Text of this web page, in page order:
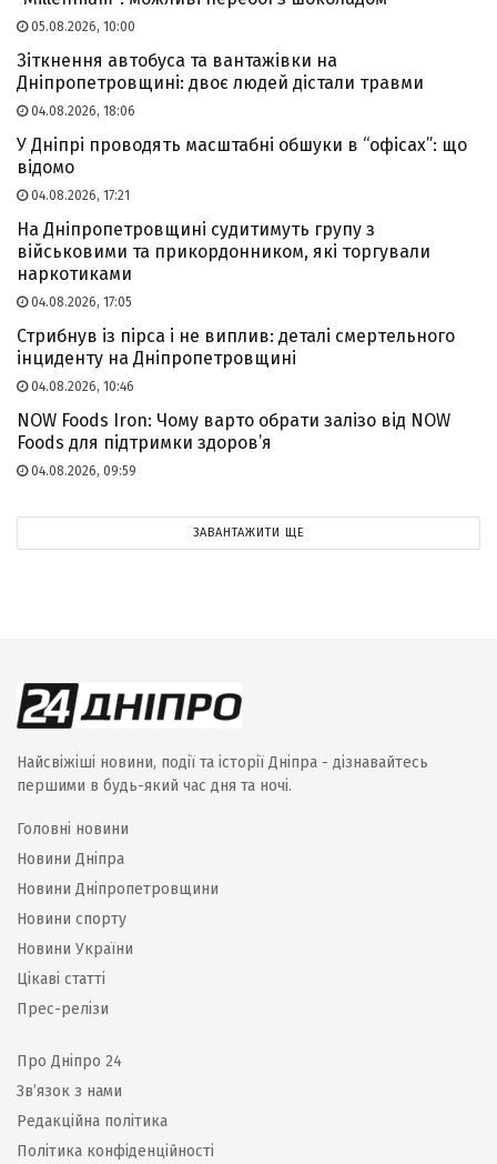
05.08.2026, 10:00
Зіткнення автобуса та вантажівки на
Дніпропетровщині: двоє людей дістали травми
04.08.2026, 18:06
У Дніпрі проводять масштабні обшуки в “офісах”: що
відомо
04.08.2026, 17:21
На Дніпропетровщині судитимуть групу з
військовими та прикордонником, які торгували
наркотиками
04.08.2026, 17:05
Стрибнув із пірса і не виплив: деталі смертельного
інциденту на Дніпропетровщині
04.08.2026, 10:46
NOW Foods Iron: Чому варто обрати залізо від NOW
Foods для підтримки здоров’я
04.08.2026, 09:59
ЗАВАНТАЖИТИ ЩЕ
Найсвіжіші новини, події та історії Дніпра - дізнавайтесь
першими в будь-який час дня та ночі.
Головні новини
Новини Дніпра
Новини Дніпропетровщини
Новини спорту
Новини України
Цікаві статті
Прес-релізи
Про Дніпро 24
Зв’язок з нами
Редакційна політика
Політика конфіденційності